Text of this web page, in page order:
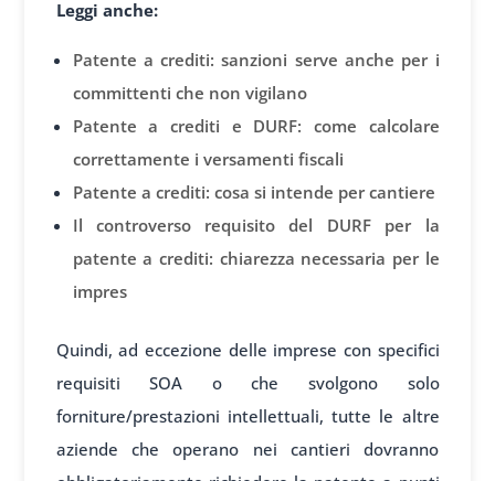
Leggi anche:
Patente a crediti: sanzioni serve anche per i
committenti che non vigilano
Patente a crediti e DURF: come calcolare
correttamente i versamenti fiscali
Patente a crediti: cosa si intende per cantiere
Il controverso requisito del DURF per la
patente a crediti: chiarezza necessaria per le
impres
Quindi, ad eccezione delle imprese con specifici
requisiti SOA o che svolgono solo
forniture/prestazioni intellettuali, tutte le altre
aziende che operano nei cantieri dovranno